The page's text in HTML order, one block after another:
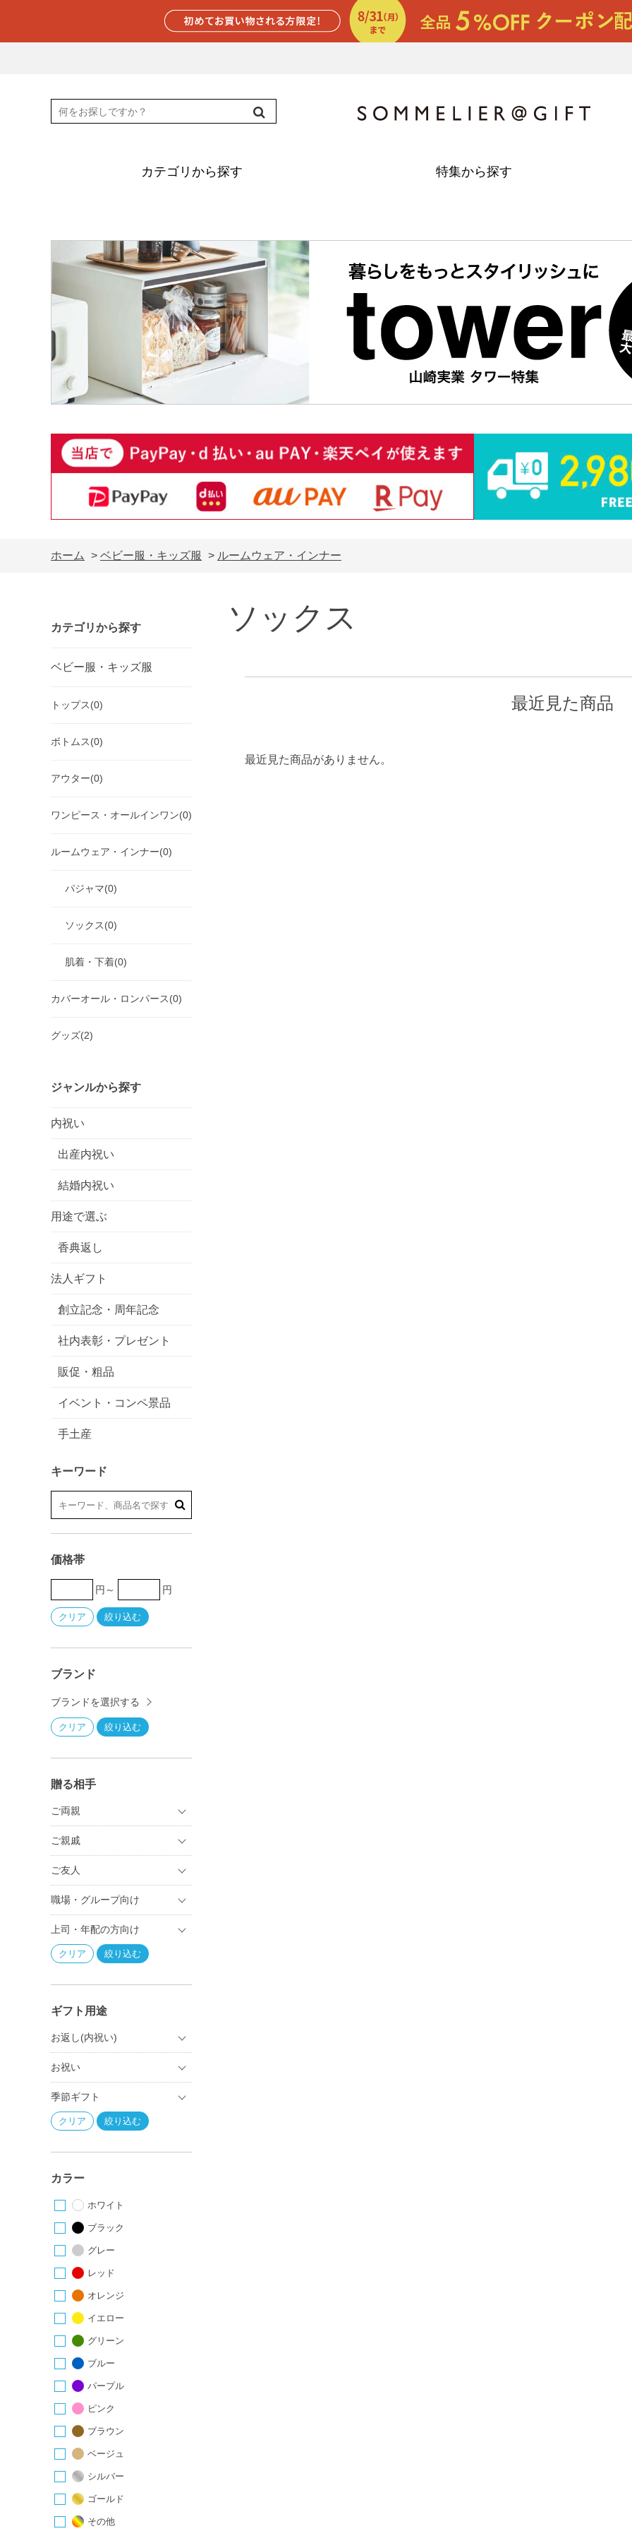
カテゴリから探す 特集から探す
ホーム > ベビー服・キッズ服 > ルームウェア・インナー
カテゴリから探す
ベビー服・キッズ服
トップス(0)
ボトムス(0)
アウター(0)
ワンピース・オールインワン(0)
ルームウェア・インナー(0)
パジャマ(0)
ソックス(0)
肌着・下着(0)
カバーオール・ロンパース(0)
グッズ(2)
ジャンルから探す
内祝い
出産内祝い
結婚内祝い
用途で選ぶ
香典返し
法人ギフト
創立記念・周年記念
社内表彰・プレゼント
販促・粗品
イベント・コンペ景品
手土産
キーワード
価格帯
円～ 円
ブランド
ブランドを選択する
贈る相手
ご両親
ご親戚
ご友人
職場・グループ向け
上司・年配の方向け
ギフト用途
お返し(内祝い)
お祝い
季節ギフト
カラー
ホワイト
ブラック
グレー
レッド
オレンジ
イエロー
グリーン
ブルー
パープル
ピンク
ブラウン
ベージュ
シルバー
ゴールド
その他
ソックス
最近見た商品
最近見た商品がありません。